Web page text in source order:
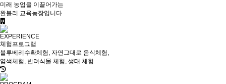
미래 농업을 이끌어가는
완블리 교육농장입니다
EXPERIENCE
체험프로그램
블루베리수확체험, 자연그대로 음식체험,
염색체험, 반려식물 체험, 생태 체험